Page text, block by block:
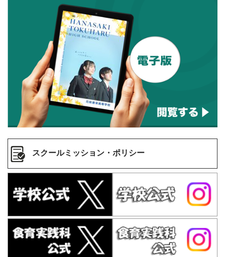
スクールミッション・ポリシー